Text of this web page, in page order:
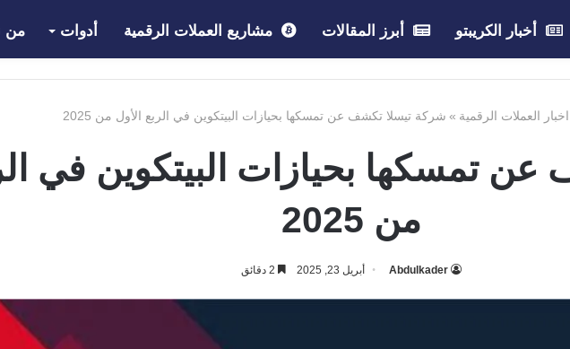
أخبار الكريبتو أبرز المقالات مشاريع العملات الرقمية أدوات من
اخبار العملات الرقمية » شركة تيسلا تكشف عن تمسكها بحيازات البيتكوين في الربع الأول من 2025
تمسكها بحيازات البيتكوين في
من 2025
Abdulkader أبريل 23, 2025